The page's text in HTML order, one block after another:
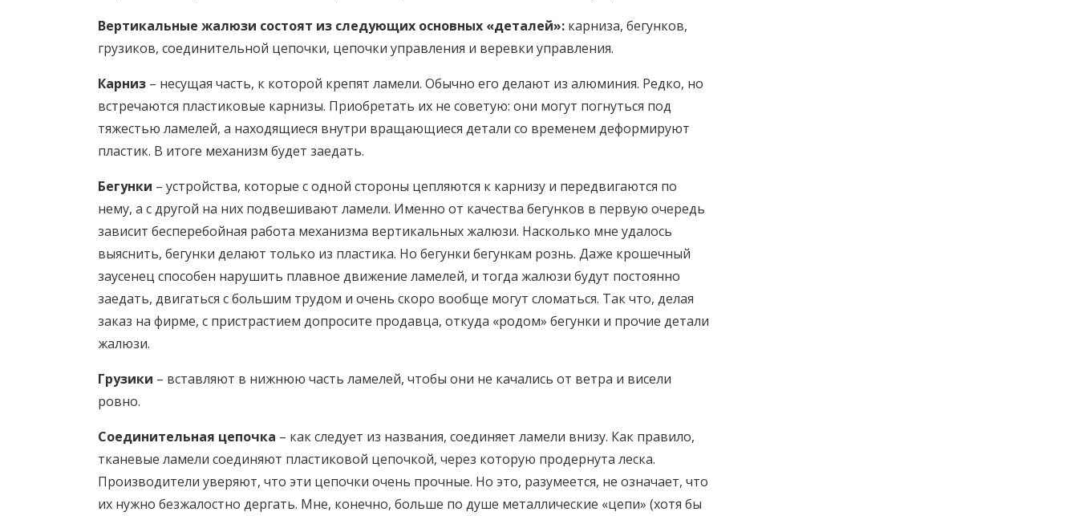
Вертикальные жалюзи состоят из следующих основных «деталей»: карниза, бегунков,
грузиков, соединительной цепочки, цепочки управления и веревки управления.
Карниз – несущая часть, к которой крепят ламели. Обычно его делают из алюминия. Редко, но
встречаются пластиковые карнизы. Приобретать их не советую: они могут погнуться под
тяжестью ламелей, а находящиеся внутри вращающиеся детали со временем деформируют
пластик. В итоге механизм будет заедать.
Бегунки – устройства, которые с одной стороны цепляются к карнизу и передвигаются по
нему, а с другой на них подвешивают ламели. Именно от качества бегунков в первую очередь
зависит бесперебойная работа механизма вертикальных жалюзи. Насколько мне удалось
выяснить, бегунки делают только из пластика. Но бегунки бегункам рознь. Даже крошечный
заусенец способен нарушить плавное движение ламелей, и тогда жалюзи будут постоянно
заедать, двигаться с большим трудом и очень скоро вообще могут сломаться. Так что, делая
заказ на фирме, с пристрастием допросите продавца, откуда «родом» бегунки и прочие детали
жалюзи.
Грузики – вставляют в нижнюю часть ламелей, чтобы они не качались от ветра и висели
ровно.
Соединительная цепочка – как следует из названия, соединяет ламели внизу. Как правило,
тканевые ламели соединяют пластиковой цепочкой, через которую продернута леска.
Производители уверяют, что эти цепочки очень прочные. Но это, разумеется, не означает, что
их нужно безжалостно дергать. Мне, конечно, больше по душе металлические «цепи» (хотя бы